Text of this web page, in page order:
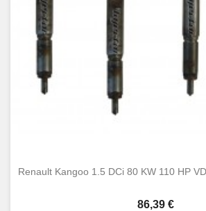
Renault Kangoo 1.5 DCi 80 KW 110 HP
Cena
86,39 €